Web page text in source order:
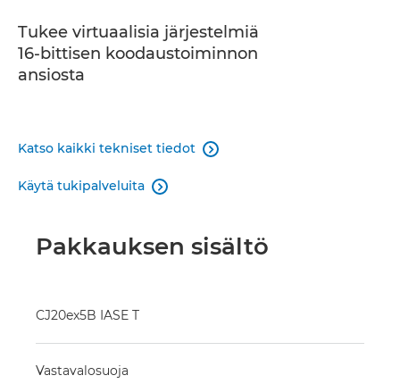
Tukee virtuaalisia järjestelmiä
16-bittisen koodaustoiminnon
ansiosta
Katso kaikki tekniset tiedot 
Käytä tukipalveluita 
Pakkauksen sisältö
CJ20ex5B IASE T
Vastavalosuoja